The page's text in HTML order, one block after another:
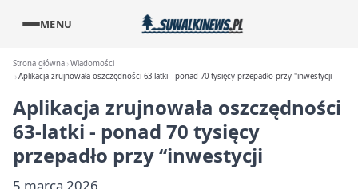
MENU
Strona główna Wiadomości
Aplikacja zrujnowała oszczędności 63-latki - ponad 70 tysięcy przepadło przy ''inwestycji
Aplikacja zrujnowała oszczędności
63-latki - ponad 70 tysięcy
przepadło przy ‘‘inwestycji